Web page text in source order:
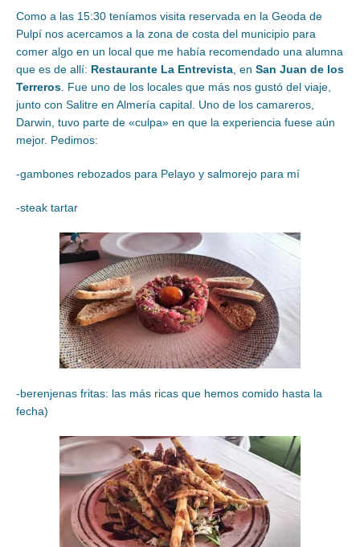
Como a las 15:30 teníamos visita reservada en la Geoda de
Pulpí nos acercamos a la zona de costa del municipio para
comer algo en un local que me había recomendado una alumna
que es de allí: Restaurante La Entrevista, en San Juan de los
Terreros. Fue uno de los locales que más nos gustó del viaje,
junto con Salitre en Almería capital. Uno de los camareros,
Darwin, tuvo parte de «culpa» en que la experiencia fuese aún
mejor. Pedimos:
-gambones rebozados para Pelayo y salmorejo para mí
-steak tartar
-berenjenas fritas: las más ricas que hemos comido hasta la
fecha)